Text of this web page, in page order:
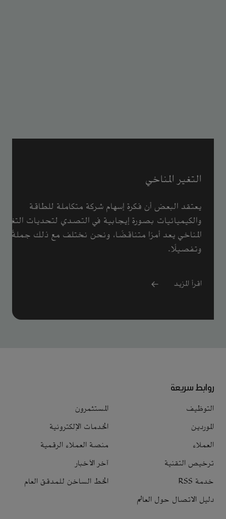
التغير المناخي
يعتقد البعض أن فكرة إسهام شركة متكاملة للطاقة
والكيميائيات بصورة إيجابية في التصدي لتحديات التغير
المناخي يعد أمرًا متناقضًا، ونحن نختلف مع ذلك جملةً
وتفصيلًا.
اقرأ المزيد
روابط سريعة
التوظيف
المستثمرون
الموردين
الخدمات الإلكترونية
العملاء
منصة العملاء الرقمية
ترخيص التقنية
آخر الأخبار
خدمة RSS
الخط الساخن للمدقق العام
دليل الاتصال حول العالم